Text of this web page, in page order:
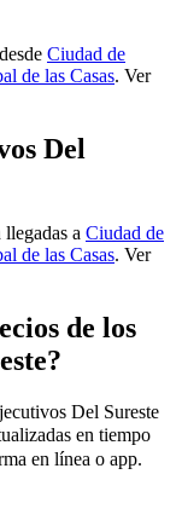
Ciudad de
de las Casas. Ver
Del
a Ciudad de
de las Casas. Ver
de los
Del Sureste
en tiempo
en línea o app.